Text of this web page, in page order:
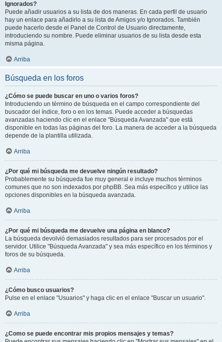
Ignorados?
Puede añadir usuarios a su lista de dos maneras. En cada perfil de usuario
hay un enlace para añadirlo a su lista de Amigos y/o Ignorados. También
puede hacerlo desde el Panel de Control de Usuario directamente,
introduciendo su nombre. Puede eliminar usuarios de su lista desde esta
misma página.
Arriba
Búsqueda en los foros
¿Cómo se puede buscar en uno o varios foros?
Introduciendo un término de búsqueda en el campo correspondiente del
buscador del índice, foro o en los temas. Puede acceder a búsquedas
avanzadas haciendo clic en el enlace "Búsqueda Avanzada" que está
disponible en todas las páginas del foro. La manera de acceder a la búsqueda
depende de la plantilla utilizada.
Arriba
¿Por qué mi búsqueda me devuelve ningún resultado?
Probablemente su búsqueda fue muy general e incluye muchos términos
comunes que no son indexados por phpBB. Sea más específico y utilice las
opciones disponibles en la búsqueda avanzada.
Arriba
¿Por qué mi búsqueda me devuelve una página en blanco?
La búsqueda devolvió demasiados resultados para ser procesados por el
servidor. Utilice "Búsqueda Avanzada" y sea más específico en los términos y
foros de su búsqueda.
Arriba
¿Cómo busco usuarios?
Pulse en el enlace "Usuarios" y haga clic en el enlace "Buscar un usuario".
Arriba
¿Como se puede encontrar mis propios mensajes y temas?